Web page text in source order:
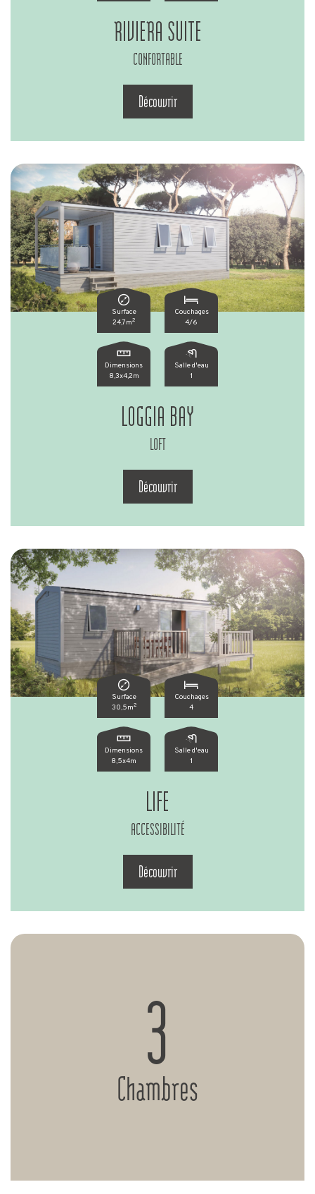
RIVIERA SUITE
CONFORTABLE
Découvrir
Surface
24,7m2
Couchages
4/6
Dimensions
8,3x4,2m
Salle d'eau
1
LOGGIA BAY
LOFT
Découvrir
Surface
30,5m2
Couchages
4
Dimensions
8,5x4m
Salle d'eau
1
LIFE
ACCESSIBILITÉ
Découvrir
3
Chambres